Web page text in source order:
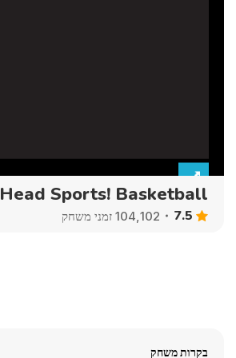
Head Sports! Basketball
7.5 104,102 זמני משחק
בקרות משחק